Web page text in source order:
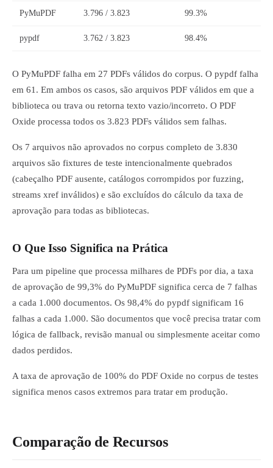
PyMuPDF 3.796 / 3.823 99.3%
pypdf 3.762 / 3.823 98.4%
O PyMuPDF falha em 27 PDFs válidos do corpus. O pypdf falha
em 61. Em ambos os casos, são arquivos PDF válidos em que a
biblioteca ou trava ou retorna texto vazio/incorreto. O PDF
Oxide processa todos os 3.823 PDFs válidos sem falhas.
Os 7 arquivos não aprovados no corpus completo de 3.830
arquivos são fixtures de teste intencionalmente quebrados
(cabeçalho PDF ausente, catálogos corrompidos por fuzzing,
streams xref inválidos) e são excluídos do cálculo da taxa de
aprovação para todas as bibliotecas.
O Que Isso Significa na Prática
Para um pipeline que processa milhares de PDFs por dia, a taxa
de aprovação de 99,3% do PyMuPDF significa cerca de 7 falhas
a cada 1.000 documentos. Os 98,4% do pypdf significam 16
falhas a cada 1.000. São documentos que você precisa tratar com
lógica de fallback, revisão manual ou simplesmente aceitar como
dados perdidos.
A taxa de aprovação de 100% do PDF Oxide no corpus de testes
significa menos casos extremos para tratar em produção.
Comparação de Recursos